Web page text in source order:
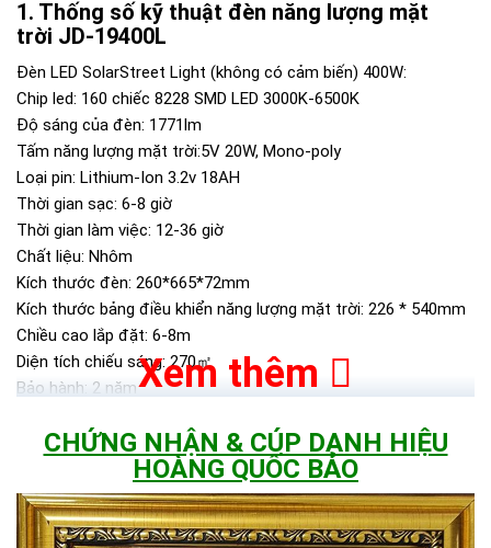
Thống số kỹ thuật đèn năng lượng mặt
trời JD-19400L
Đèn LED SolarStreet Light (không có cảm biến) 400W:
Chip led: 160 chiếc 8228 SMD LED 3000K-6500K
Độ sáng của đèn: 1771lm
Tấm năng lượng mặt trời:5V 20W, Mono-poly
Loại pin: Lithium-Ion 3.2v 18AH
Thời gian sạc: 6-8 giờ
Thời gian làm việc: 12-36 giờ
Chất liệu: Nhôm
Kích thước đèn: 260*665*72mm
Kích thước bảng điều khiển năng lượng mặt trời: 226 * 540mm
Chiều cao lắp đặt: 6-8m
Diện tích chiếu sáng: 270㎡
Bảo hành: 2 năm
CHỨNG NHẬN TỪ JINDIAN
Xem thêm
CHỨNG NHẬN & CÚP DANH HIỆU
HOÀNG QUỐC BẢO